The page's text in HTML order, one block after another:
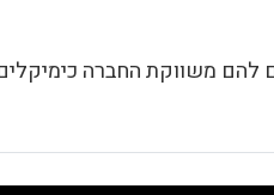
להם משווקת החברה